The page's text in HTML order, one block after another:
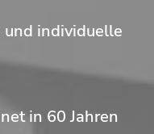
und individuelle
in 60 Jahren